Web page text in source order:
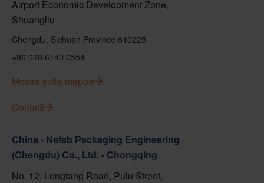
Airport Economic Development Zone,
Shuangliu
Chengdu, Sichuan Province 610225
+86 028 6140 0554
Mostra sulla mappa
Contatti
China - Nefab Packaging Engineering
(Chengdu) Co., Ltd. - Chongqing
No. 12, Longtang Road, Pulu Street,